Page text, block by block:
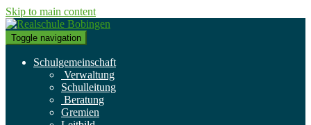
Skip to main content
Toggle navigation
Schulgemeinschaft
Verwaltung
Schulleitung
Beratung
Gremien